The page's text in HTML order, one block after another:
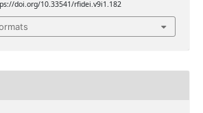
doi.org/10.33541/rfidei.v9i1.182